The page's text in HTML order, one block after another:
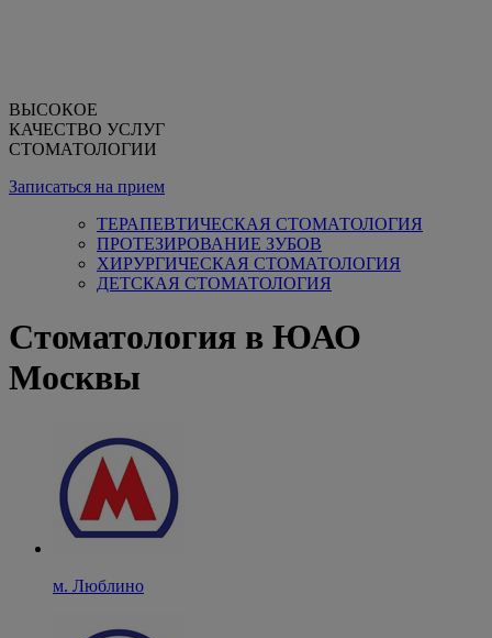
ВЫСОКОЕ
КАЧЕСТВО УСЛУГ
СТОМАТОЛОГИИ
Записаться на прием
ТЕРАПЕВТИЧЕСКАЯ СТОМАТОЛОГИЯ
ПРОТЕЗИРОВАНИЕ ЗУБОВ
ХИРУРГИЧЕСКАЯ СТОМАТОЛОГИЯ
ДЕТСКАЯ СТОМАТОЛОГИЯ
Стоматология в ЮАО
Москвы
м. Люблино